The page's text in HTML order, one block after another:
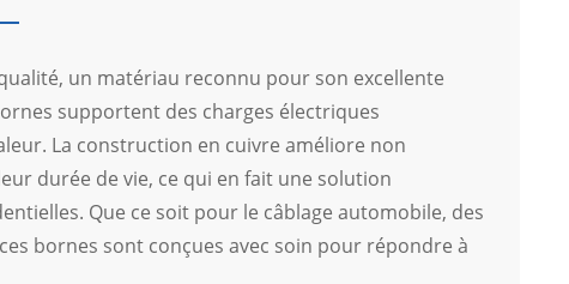
un matériau reconnu pour son excellente
supportent des charges électriques
La construction en cuivre améliore non
durée de vie, ce qui en fait une solution
Que ce soit pour le câblage automobile, des
bornes sont conçues avec soin pour répondre à